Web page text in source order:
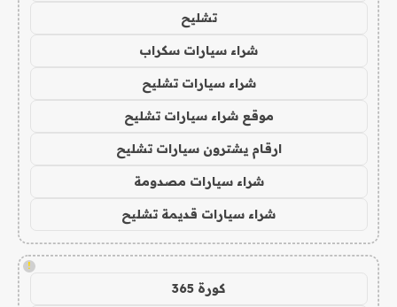
تشليح
شراء سيارات سكراب
شراء سيارات تشليح
موقع شراء سيارات تشليح
ارقام يشترون سيارات تشليح
شراء سيارات مصدومة
شراء سيارات قديمة تشليح
!
كورة 365